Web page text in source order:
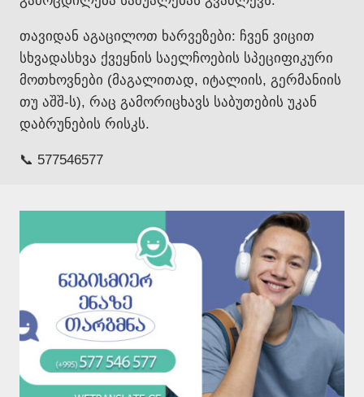
თავიდან აგაცილოთ ხარვეზები: ჩვენ ვიცით
სხვადასხვა ქვეყნის საელჩოების სპეციფიკური
მოთხოვნები (მაგალითად, იტალიის, გერმანიის
თუ აშშ-ს), რაც გამორიცხავს საბუთების უკან
დაბრუნების რისკს.
📞 577546577